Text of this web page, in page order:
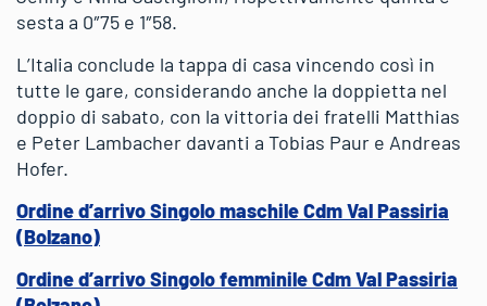
sesta a 0″75 e 1″58.
L’Italia conclude la tappa di casa vincendo così in
tutte le gare, considerando anche la doppietta nel
doppio di sabato, con la vittoria dei fratelli Matthias
e Peter Lambacher davanti a Tobias Paur e Andreas
Hofer.
Ordine d’arrivo Singolo maschile Cdm Val Passiria
(Bolzano)
Ordine d’arrivo Singolo femminile Cdm Val Passiria